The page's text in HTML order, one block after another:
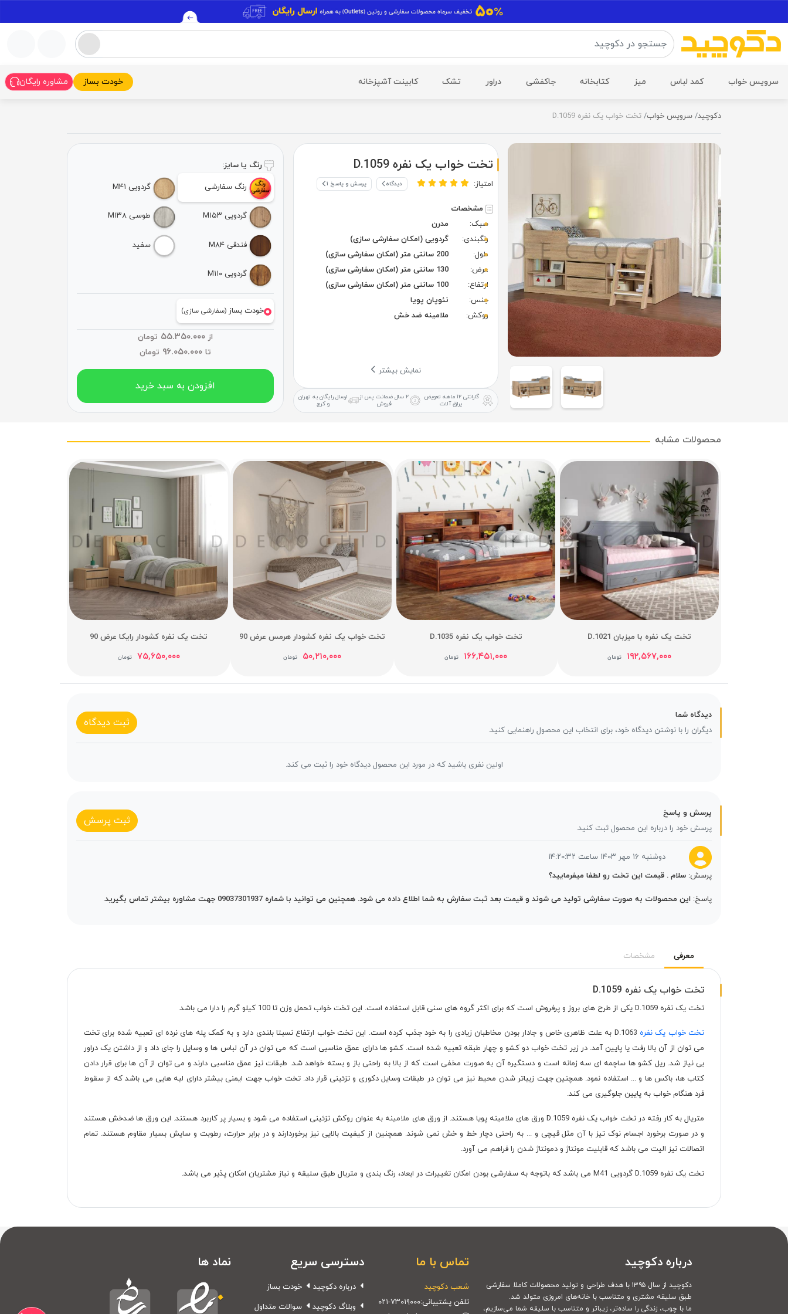
سرویس خواب کمد لباس میز کتابخانه جاکفشی دراور تشک کابینت آشپزخانه خودت بساز مشاوره رایگان
دکوچید سرویس خواب تخت خواب یک نفره D.1059
تخت خواب یک نفره D.1059
امتیاز: دیدگاه پرسش و پاسخ ۱
مشخصات
سبک:
مدرن
رنگبندی:
گردویی (امکان سفارشی سازی)
طول:
200 سانتی متر (امکان سفارشی سازی)
عرض:
130 سانتی متر (امکان سفارشی سازی)
ارتفاع:
100 سانتی متر (امکان سفارشی سازی)
جنس:
نئوپان پویا
روکش:
ملامینه ضد خش
نمایش بیشتر
گارانتی ۱۲ ماهه
تعویض
یراق آلات
۲ سال ضمانت
پس از
فروش
ارسال رایگان به تهران
و کرج
رنگ یا سایز:
رنگ سفارشی گردویی M۴۱
گردویی M۱۵۳ طوسی M۱۳۸
فندقی M۸۴ سفید
گردویی M۱۱۰
خودت بساز(سفارشی سازی)
از
تومان
تا
تومان
افزودن به سبد خرید
محصولات مشابه
تخت یک نفره با میزبان D.1021
۱۹۲,۵۶۷,۰۰۰ تومان
تخت خواب یک نفره D.1035
۱۶۶,۴۵۱,۰۰۰ تومان
تخت خواب یک نفره کشودار هرمس عرض 90
۵۰,۲۱۰,۰۰۰ تومان
تخت یک نفره کشودار رایکا عرض 90
۷۵,۶۵۰,۰۰۰ تومان
دیدگاه شما
دیگران را با نوشتن دیدگاه خود، برای انتخاب این محصول راهنمایی کنید.
ثبت دیدگاه
اولین نفری باشید که در مورد این محصول دیدگاه خود را ثبت می کند.
پرسش و پاسخ
پرسش خود را درباره این محصول ثبت کنید.
ثبت پرسش
دوشنبه ۱۶ مهر ۱۴۰۳ ساعت ۱۴:۲۰:۳۲
پرسش: سلام . قیمت این تخت رو لطفا میفرمایید؟
پاسخ: این محصولات به صورت سفارشی تولید می شوند و قیمت بعد ثبت سفارش به شما اطلاع داده می شود. همچنین می توانید با شماره 09037301937 جهت مشاوره بیشتر تماس بگیرید.
معرفی مشخصات
تخت خواب یک نفره D.1059
تخت یک نفره D.1059 یکی از طرح های بروز و پرفروش است که برای اکثر گروه های سنی قابل استفاده است. این تخت خواب تحمل وزن تا 100 کیلو گرم را دارا می باشد.
تخت خواب یک نفره
D.1063 به علت ظاهری خاص و جادار بودن مخاطبان زیادی را به خود جذب کرده است. این تخت خواب ارتفاع نسبتا بلندی دارد و به کمک پله های نرده ای تعبیه شده برای تخت
می توان از آن بالا رفت یا پایین آمد. در زیر تخت خواب دو کشو و چهار طبقه تعبیه شده است. کشو ها دارای عمق مناسبی است که می توان در آن لباس ها و وسایل را جای داد و از داشتن یک دراور
بی نیاز شد. ریل کشو ها ساچمه ای سه زمانه است و دستگیره آن به صورت مخفی است که از بالا به راحتی باز و بسته خواهد شد. طبقات نیز عمق مناسبی دارند و می توان از آن ها برای قرار دادن
کتاب ها، باکس ها و ... استفاده نمود. همچنین جهت زیباتر شدن محیط نیز می توان در طبقات وسایل دکوری و تزئینی قرار داد. تخت خواب جهت ایمنی بیشتر دارای لبه هایی می باشد که از سقوط
فرد هنگام خواب به پایین جلوگیری می کند.
متریال به کار رفته در تخت خواب یک نفره D.1059 ورق های ملامینه پویا هستند. از ورق های ملامینه به عنوان روکش تزئینی استفاده می شود و بسیار پر کاربرد هستند. این ورق ها ضدخش هستند
و در صورت برخورد اجسام نوک تیز با آن مثل قیچی و ... به راحتی دچار خط و خش نمی شوند. همچنین از کیفیت بالایی نیز برخوردارند و در برابر حرارت، رطوبت و سایش بسیار مقاوم هستند. تمام
اتصالات نیز الیت می باشد که قابلیت مونتاژ و دمونتاژ شدن را فراهم می آورد.
تخت یک نفره D.1059 گردویی M41 می باشد که باتوجه به سفارشی بودن امکان تغییرات در ابعاد، رنگ بندی و متریال طبق سلیقه و نیاز مشتریان امکان پذیر می باشد.
درباره دکوچید
دکوچید از سال ۱۳۹۵ با هدف طراحی و تولید محصولات کاملا سفارشی
طبق سلیقه مشتری و متناسب با خانه‌های امروزی متولد شد.
ما با چوب، زندگی را ساده‌تر، زیباتر و متناسب با سلیقه شما می‌سازیم،
تماس با ما
شعب دکوچید
تلفن پشتیبانی:۰۲۱-۷۳۰۱۹۰۰۰
دسترسی سریع
درباره دکوچید
وبلاگ دکوچید
خودت بساز
سوالات متداول
نماد ها